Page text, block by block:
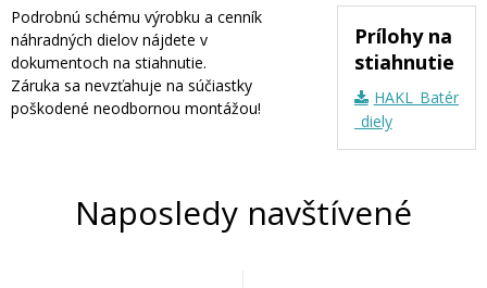
Prílohy na
stiahnutie
_diely
Podrobnú schému výrobku a cenník
náhradných dielov nájdete v
dokumentoch na stiahnutie.
Záruka sa nevzťahuje na súčiastky
poškodené neodbornou montážou!
Naposledy navštívené